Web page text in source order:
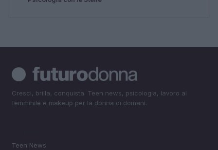
Cresci, brilla, conquista. Teen news, psicologia, lavoro al
femminile e makeup per la donna di domani.
Teen News